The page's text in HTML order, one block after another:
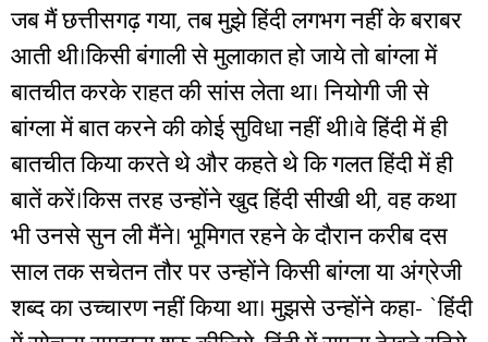
जब मैं छत्तीसगढ़ गया, तब मुझे हिंदी लगभग नहीं के बराबर
आती थी।किसी बंगाली से मुलाकात हो जाये तो बांग्ला में
बातचीत करके राहत की सांस लेता था। नियोगी जी से
बांग्ला में बात करने की कोई सुविधा नहीं थी।वे हिंदी में ही
बातचीत किया करते थे और कहते थे कि गलत हिंदी में ही
बातें करें।किस तरह उन्होंने खुद हिंदी सीखी थी, वह कथा
भी उनसे सुन ली मैंने। भूमिगत रहने के दौरान करीब दस
साल तक सचेतन तौर पर उन्होंने किसी बांग्ला या अंग्रेजी
शब्द का उच्चारण नहीं किया था। मुझसे उन्होंने कहा- `हिंदी